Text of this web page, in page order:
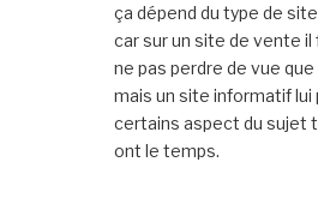
ça dépend du type de
car sur un site de vente il
ne pas perdre de vue
mais un site informatif lui
certains aspect du sujet
ont le temps.